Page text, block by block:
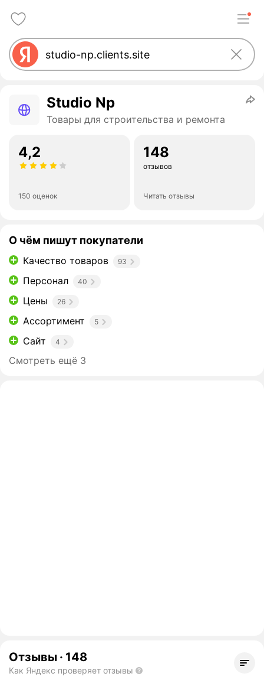
Studio Np
Товары для строительства и ремонта
4,2
150 оценок
148
отзывов
Читать отзывы
О чём пишут покупатели
Качество товаров 93
Персонал 40
Цены 26
Ассортимент 5
Сайт 4
Смотреть ещё 3
Отзывы · 148
Как Яндекс проверяет отзывы